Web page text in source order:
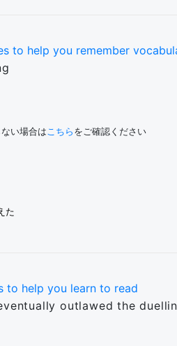
to help you remember
い場合は こちら をご確認ください
た
to help you learn to read
outlawed the